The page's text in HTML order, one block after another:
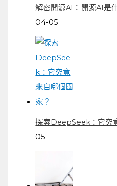
解密開源AI：開源AI是
04-05
探索DeepSeek：它究
05